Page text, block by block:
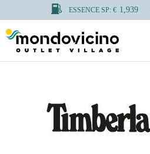
ESSENCE SP: € 1,939